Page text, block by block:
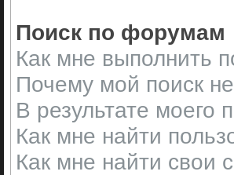
Поиск по форумам
Как мне выполнить
Почему мой поиск
В результате моего
Как мне найти
Как мне найти свои